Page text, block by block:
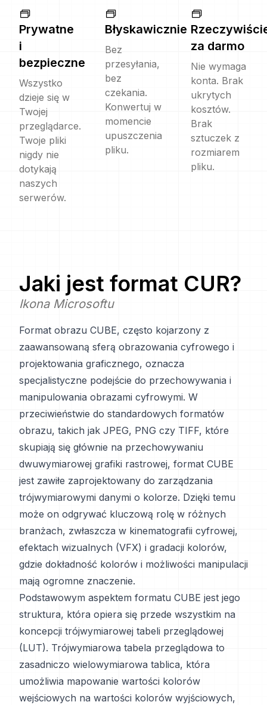
Prywatne
i
bezpieczne
Wszystko
dzieje się w
Twojej
przeglądarce.
Twoje pliki
nigdy nie
dotykają
naszych
serwerów.
Błyskawicznie
Bez
przesyłania,
bez
czekania.
Konwertuj w
momencie
upuszczenia
pliku.
za darmo
Nie wymaga
konta. Brak
ukrytych
kosztów.
Brak
sztuczek z
rozmiarem
pliku.
Jaki jest format CUR?
Ikona Microsoftu
Format obrazu CUBE, często kojarzony z
zaawansowaną sferą obrazowania cyfrowego i
projektowania graficznego, oznacza
specjalistyczne podejście do przechowywania i
manipulowania obrazami cyfrowymi. W
przeciwieństwie do standardowych formatów
obrazu, takich jak JPEG, PNG czy TIFF, które
skupiają się głównie na przechowywaniu
dwuwymiarowej grafiki rastrowej, format CUBE
jest zawiłe zaprojektowany do zarządzania
trójwymiarowymi danymi o kolorze. Dzięki temu
może on odgrywać kluczową rolę w różnych
branżach, zwłaszcza w kinematografii cyfrowej,
efektach wizualnych (VFX) i gradacji kolorów,
gdzie dokładność kolorów i możliwości manipulacji
mają ogromne znaczenie.
Podstawowym aspektem formatu CUBE jest jego
struktura, która opiera się przede wszystkim na
koncepcji trójwymiarowej tabeli przeglądowej
(LUT). Trójwymiarowa tabela przeglądowa to
zasadniczo wielowymiarowa tablica, która
umożliwia mapowanie wartości kolorów
wejściowych na wartości kolorów wyjściowych,